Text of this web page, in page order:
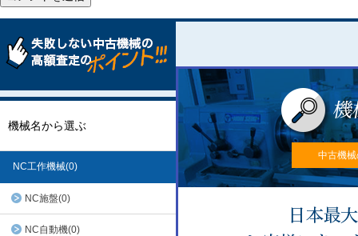
機械名から選ぶ
NC工作機械(0)
NC施盤(0)
NC自動機(0)
中古機